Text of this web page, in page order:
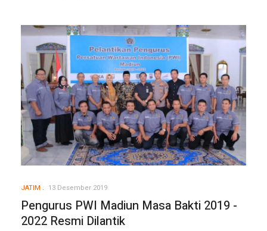
JATIM 13 Desember 2019
Pengurus PWI Madiun Masa Bakti 2019 -
2022 Resmi Dilantik